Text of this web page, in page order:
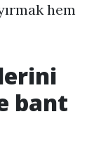
hem
bant